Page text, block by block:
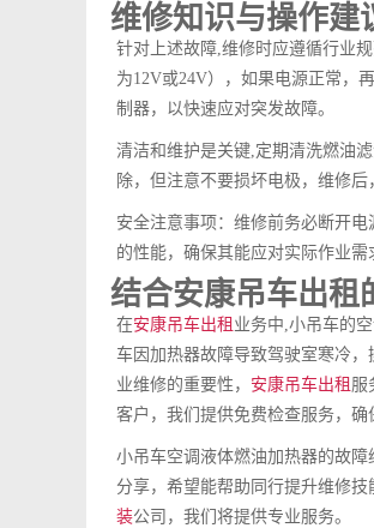
维修知识与操作建
针对上述故障,维修时应遵循行业
为12V或24V），如果电源正常，
制器，以快速应对突发故障。
清洁和维护是关键,定期清洗燃油
除，但注意不要损坏电极，维修
安全注意事项：维修前务必断开
的性能，确保其能应对实际作业需
结合安康吊车出租
在安康吊车出租 业务中,小吊车的
车因加热器故障导致驾驶室寒冷
业维修的重要性， 安康吊车出租 服
客户，我们提供免费检查服务，
小吊车空调液体燃油加热器的故
分享，希望能帮助同行提升维修
装公司，我们将提供专业服务。